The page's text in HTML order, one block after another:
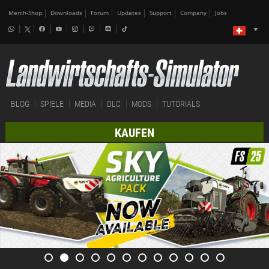
Merch-Shop Downloads Forum Updates Support Company Jobs
BLOG SPIELE MEDIA DLC MODS TUTORIALS
KAUFEN